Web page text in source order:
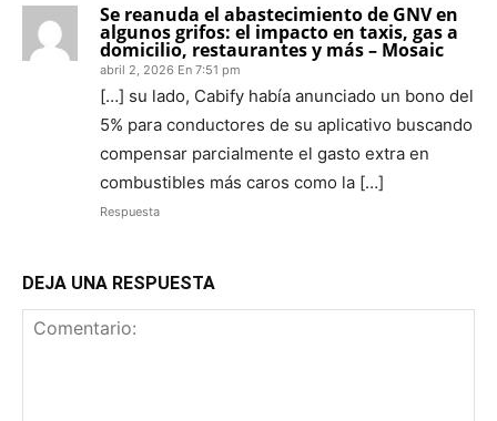
Se reanuda el abastecimiento de GNV en
algunos grifos: el impacto en taxis, gas a
domicilio, restaurantes y más – Mosaic
abril 2, 2026 En 7:51 pm
[…] su lado, Cabify había anunciado un bono del
5% para conductores de su aplicativo buscando
compensar parcialmente el gasto extra en
combustibles más caros como la […]
Respuesta
DEJA UNA RESPUESTA